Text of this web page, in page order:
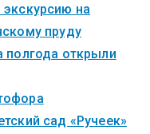
на
пруду
полгода открыли
сад «Ручеек»